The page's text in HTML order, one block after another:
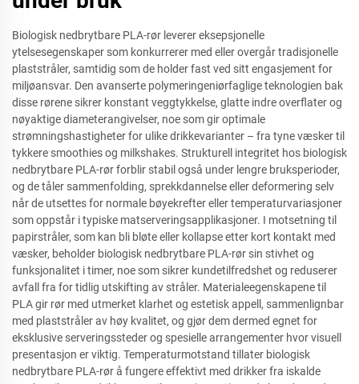
Biologisk nedbrytbare PLA-rør leverer eksepsjonelle
ytelsesegenskaper som konkurrerer med eller overgår tradisjonelle
plaststråler, samtidig som de holder fast ved sitt engasjement for
miljøansvar. Den avanserte polymeringeniørfaglige teknologien bak
disse rørene sikrer konstant veggtykkelse, glatte indre overflater og
nøyaktige diameterangivelser, noe som gir optimale
strømningshastigheter for ulike drikkevarianter – fra tyne væsker til
tykkere smoothies og milkshakes. Strukturell integritet hos biologisk
nedbrytbare PLA-rør forblir stabil også under lengre bruksperioder,
og de tåler sammenfolding, sprekkdannelse eller deformering selv
når de utsettes for normale bøyekrefter eller temperaturvariasjoner
som oppstår i typiske matserveringsapplikasjoner. I motsetning til
papirstråler, som kan bli bløte eller kollapse etter kort kontakt med
væsker, beholder biologisk nedbrytbare PLA-rør sin stivhet og
funksjonalitet i timer, noe som sikrer kundetilfredshet og reduserer
avfall fra for tidlig utskifting av stråler. Materialeegenskapene til
PLA gir rør med utmerket klarhet og estetisk appell, sammenlignbar
med plaststråler av høy kvalitet, og gjør dem dermed egnet for
eksklusive serveringssteder og spesielle arrangementer hvor visuell
presentasjon er viktig. Temperaturmotstand tillater biologisk
nedbrytbare PLA-rør å fungere effektivt med drikker fra iskalde